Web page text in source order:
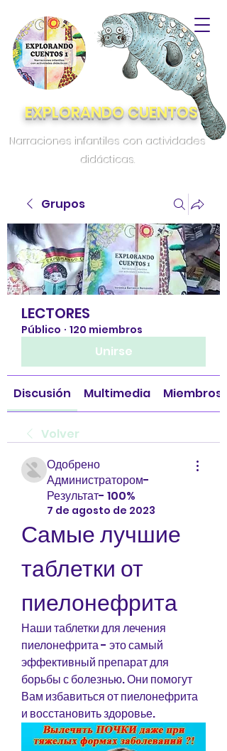
EXPLORANDO CUENTOS
Narraciones infantiles con actividades
didácticas.
Grupos
LECTORES
Público · 120 miembros
Unirse
Discusión Multimedia Miembros
Volver
Одобрено
Администратором-
Результат- 100%
7 de agosto de 2023
Самые лучшие
таблетки от
пиелонефрита
Наши таблетки для лечения
пиелонефрита - это самый
эффективный препарат для
борьбы с болезнью. Они помогут
Вам избавиться от пиелонефрита
и восстановить здоровье.